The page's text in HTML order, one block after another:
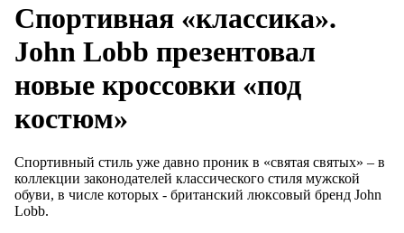
Спортивная «классика».
John Lobb презентовал
новые кроссовки «под
костюм»
Спортивный стиль уже давно проник в «святая святых» – в
коллекции законодателей классического стиля мужской
обуви, в числе которых - британский люксовый бренд John
Lobb.